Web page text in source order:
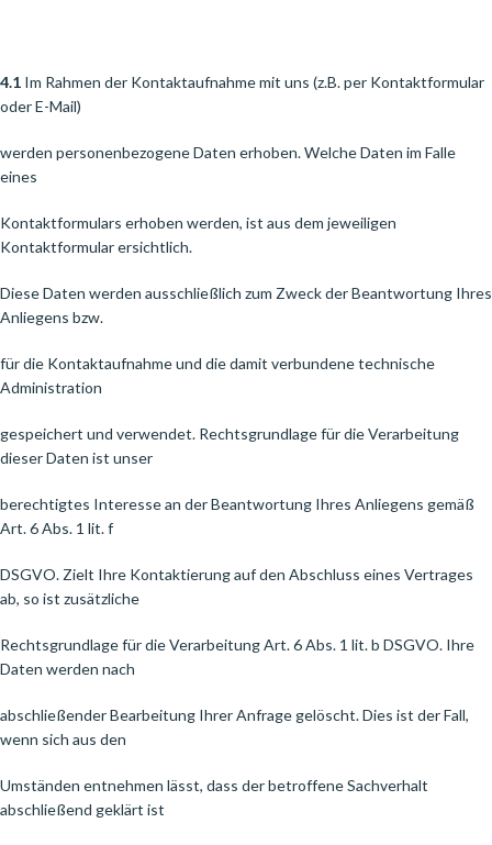
4.1 Im Rahmen der Kontaktaufnahme mit uns (z.B. per Kontaktformular
oder E-Mail)
werden personenbezogene Daten erhoben. Welche Daten im Falle
eines
Kontaktformulars erhoben werden, ist aus dem jeweiligen
Kontaktformular ersichtlich.
Diese Daten werden ausschließlich zum Zweck der Beantwortung Ihres
Anliegens bzw.
für die Kontaktaufnahme und die damit verbundene technische
Administration
gespeichert und verwendet. Rechtsgrundlage für die Verarbeitung
dieser Daten ist unser
berechtigtes Interesse an der Beantwortung Ihres Anliegens gemäß
Art. 6 Abs. 1 lit. f
DSGVO. Zielt Ihre Kontaktierung auf den Abschluss eines Vertrages
ab, so ist zusätzliche
Rechtsgrundlage für die Verarbeitung Art. 6 Abs. 1 lit. b DSGVO. Ihre
Daten werden nach
abschließender Bearbeitung Ihrer Anfrage gelöscht. Dies ist der Fall,
wenn sich aus den
Umständen entnehmen lässt, dass der betroffene Sachverhalt
abschließend geklärt ist